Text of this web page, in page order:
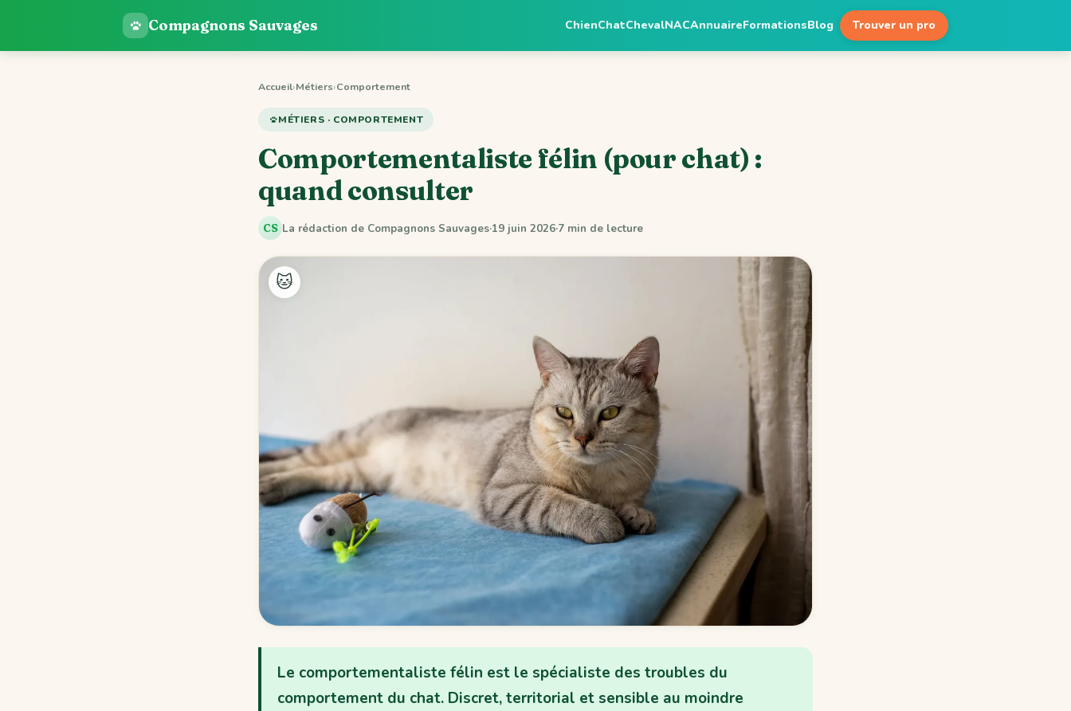
Compagnons Sauvages ChienChatChevalNACAnnuaireFormationsBlog Trouver un pro
Accueil›Métiers›Comportement
MÉTIERS · COMPORTEMENT
Comportementaliste félin (pour chat) :
quand consulter
CS La rédaction de Compagnons Sauvages·19 juin 2026·7 min de lecture
🐱
Le comportementaliste félin est le spécialiste des troubles du
comportement du chat. Discret, territorial et sensible au moindre